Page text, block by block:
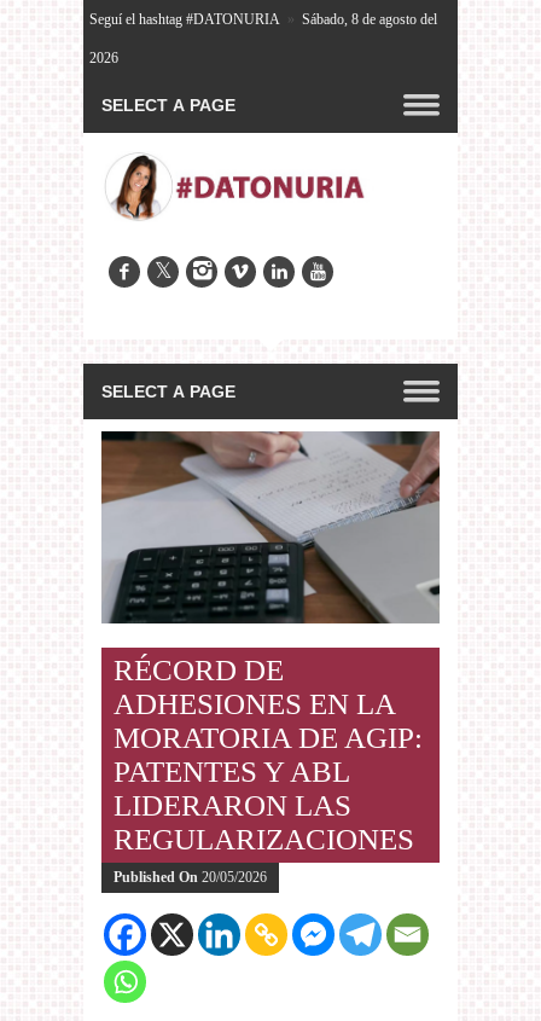
Seguí el hashtag #DATONURIA » Sábado, 8 de agosto del
2026
RÉCORD DE
ADHESIONES EN LA
MORATORIA DE AGIP:
PATENTES Y ABL
LIDERARON LAS
REGULARIZACIONES
Published On 20/05/2026